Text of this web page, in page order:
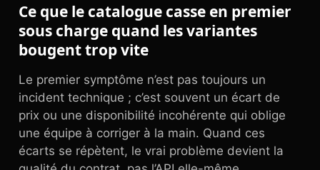
Ce que le catalogue casse en premier
sous charge quand les variantes
bougent trop vite
Le premier symptôme n’est pas toujours un
incident technique ; c’est souvent un écart de
prix ou une disponibilité incohérente qui oblige
une équipe à corriger à la main. Quand ces
écarts se répètent, le vrai problème devient la